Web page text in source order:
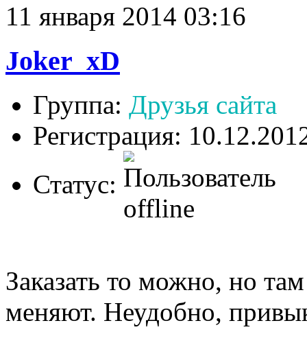
11 января 2014 03:16
Joker_xD
Группа: Друзья сайта
Регистрация:
Статус:
Заказать то можно, но
меняют. Неудобно,